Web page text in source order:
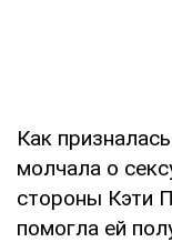
Как
молчала о
стороны Кэти
помогла ей